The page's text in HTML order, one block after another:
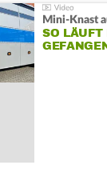
Mini-Knast
SO LÄUFT